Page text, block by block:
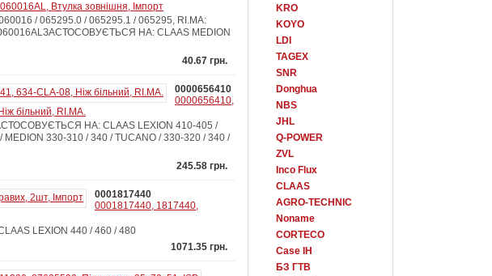
KRO
KOYO
LDI
TAGEX
SNR
Donghua
NBS
JHL
Q-POWER
ZVL
Inco Flux
CLAAS
AGRO-TECHNIC
Noname
CORTECO
Case IH
БЗ ГТВ
Втулка зовнішня, Імпорт
/ 065295.0 / 065295.1 / 065295, RI.MA:
060016ALЗАСТОСОВУЄТЬСЯ НА: CLAAS MEDION
40.67 грн.
0000656410
0000656410,
більний, RI.MA.
НА: CLAAS LEXION 410-405 /
330-310 / 340 / TUCANO / 330-320 / 340 /
245.58 грн.
0001817440
0001817440, 1817440,
LEXION 440 / 460 / 480
1071.35 грн.